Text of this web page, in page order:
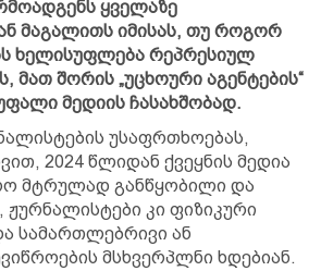
ყველაზე
მაგალითს იმისას, თუ როგორ
ხელისუფლება რეპრესიულ
მათ შორის „უცხოური აგენტების“
მედიის ჩასახშობად.
უსაფრთხოებას,
2024 წლიდან ქვეყნის მედია
მტრულად განწყობილი და
ჟურნალისტები კი ფიზიკური
სამართლებრივი ან
მსხვერპლნი ხდებიან.